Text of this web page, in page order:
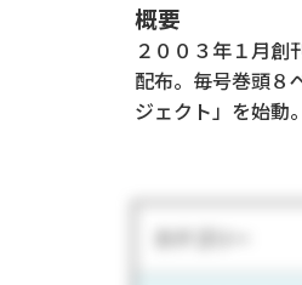
概要
２００３年１月
配布。毎号巻頭８
ジェクト」を始動
カテゴリー